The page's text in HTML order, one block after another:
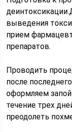
выведения
прием
препаратов.
Проводить
после
оформляем
течение трех
преодолеть